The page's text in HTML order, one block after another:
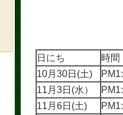
日にち
時間
10月30日(土)
11月3日(水）
11月6日(土)